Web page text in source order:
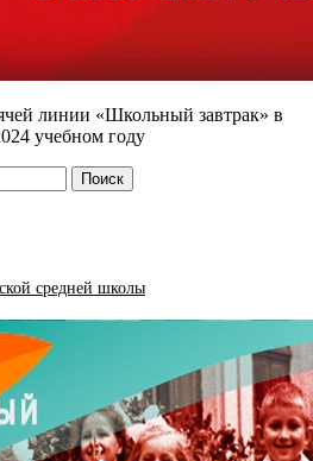
линии «Школьный завтрак» в
учебном году
Поиск
средней школы